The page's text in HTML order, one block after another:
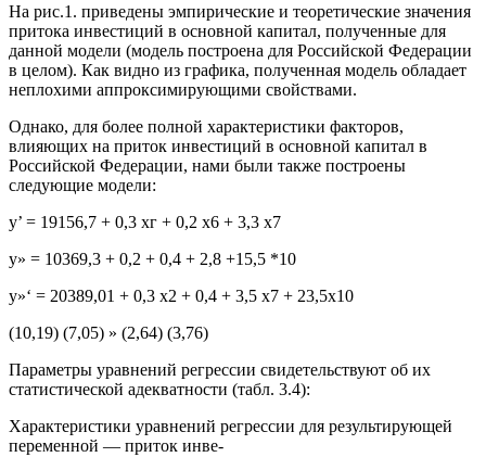
На рис.1. приведены эмпирические и теоретические значения
притока инвестиций в основной капитал, полученные для
данной модели (модель построена для Российской Федерации
в целом). Как видно из графика, полученная модель обладает
неплохими аппроксимирующими свойствами.
Однако, для более полной характеристики факторов,
влияющих на приток инвестиций в основной капитал в
Российской Федерации, нами были также построены
следующие модели:
у’ = 19156,7 + 0,3 хг + 0,2 х6 + 3,3 х7
у» = 10369,3 + 0,2 + 0,4 + 2,8 +15,5 *10
у»‘ = 20389,01 + 0,3 х2 + 0,4 + 3,5 х7 + 23,5х10
(10,19) (7,05) » (2,64) (3,76)
Параметры уравнений регрессии свидетельствуют об их
статистической адекватности (табл. 3.4):
Характеристики уравнений регрессии для результирующей
переменной — приток инве-